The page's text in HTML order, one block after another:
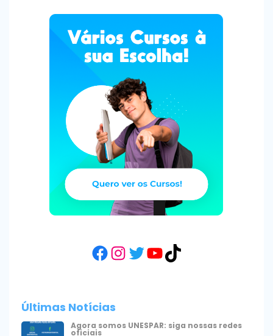
Facebook
Instagram
Twitter
YouTube
TikTok
Últimas Notícias
Agora somos UNESPAR: siga nossas redes
oficiais